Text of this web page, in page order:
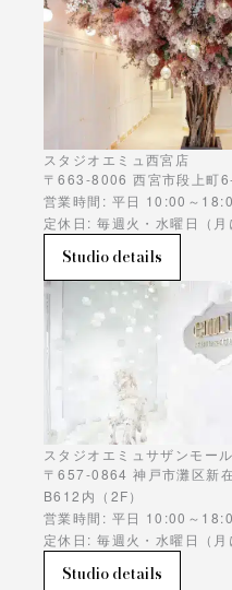
スタジオエミュ西宮店
〒663-8006 西宮市段上町
営業時間: 平日 10:00～
定休日: 毎週火・水曜日（月
Studio details
スタジオエミュサザンモー
〒657-0864 神戸市灘区新
B612内（2F）
営業時間: 平日 10:00～
定休日: 毎週火・水曜日（月
Studio details